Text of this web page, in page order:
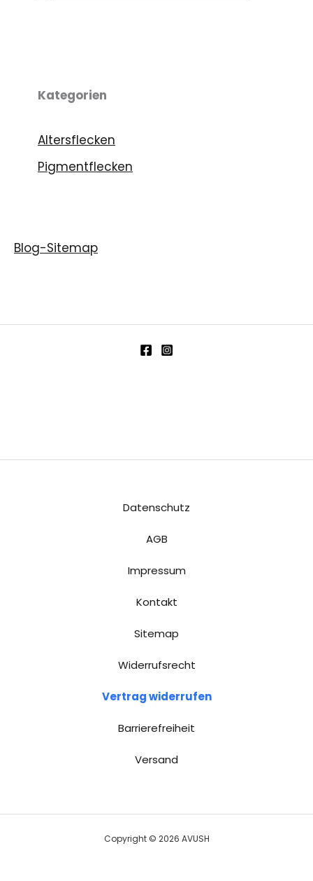
Kategorien
Altersflecken
Pigmentflecken
Blog-Sitemap
Datenschutz
AGB
Impressum
Kontakt
Sitemap
Widerrufsrecht
Vertrag widerrufen
Barrierefreiheit
Versand
Copyright © 2026 AVUSH